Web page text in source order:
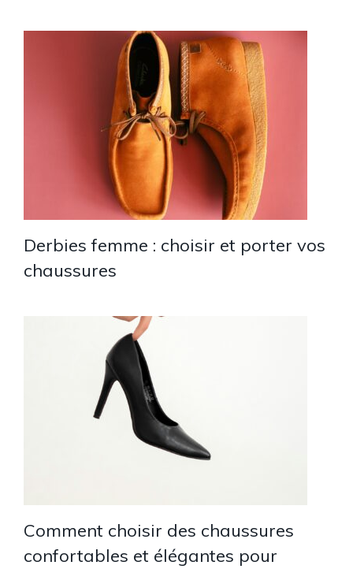
Derbies femme : choisir et porter vos
chaussures
Comment choisir des chaussures
confortables et élégantes pour